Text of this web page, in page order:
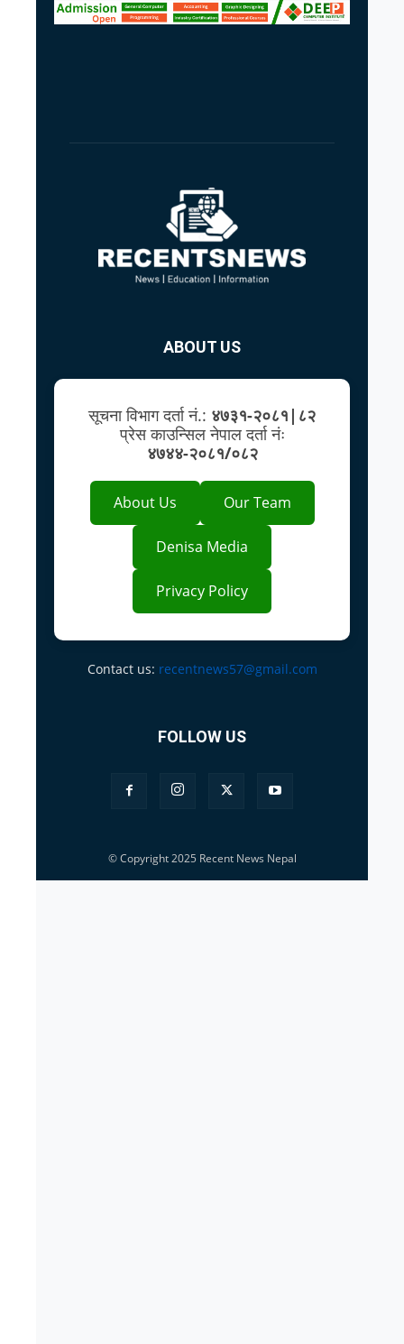
ABOUT US
सूचना विभाग दर्ता नं.: ४७३१-२०८१|८२
प्रेस काउन्सिल नेपाल दर्ता नंः
४७४४-२०८१/०८२
About Us Our Team
Denisa Media
Privacy Policy
Contact us: recentnews57@gmail.com
FOLLOW US
© Copyright 2025 Recent News Nepal